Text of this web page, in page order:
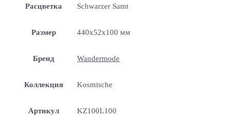
Расцветка Schwarzer Samt
Размер 440x52x100 мм
Бренд Wandermode
Коллекция Kosmische
Артикул KZ100L100